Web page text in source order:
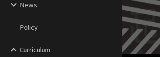
News
Policy
Curriculum